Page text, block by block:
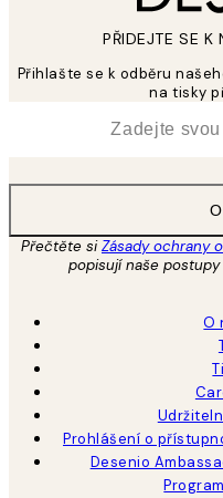
PŘIDEJTE SE K
Přihlašte se k odběru
na tisky
Přečtěte siZásady ochrany
popisují naše
O
Prohlášení o
Desenio